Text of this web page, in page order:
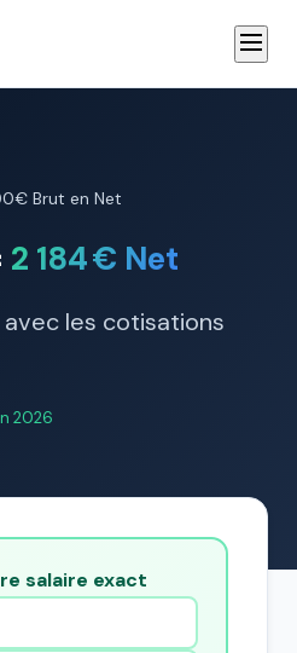
Brut en Net
2 184 € Net
les cotisations
2026
salaire exact